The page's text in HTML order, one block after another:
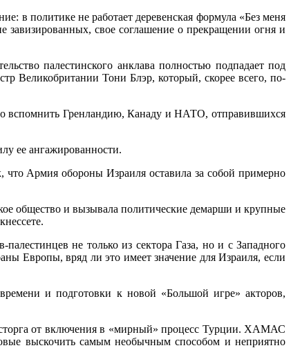
в политике не работает деревенская формула «Без меня
свое соглашение о прекращении огня и
палестинского анклава полностью подпадает под
Великобритании Тони Блэр, который, скорее всего, по-
вспомнить Гренландию, Канаду и НАТО, отправившихся
ее ангажированности.
что Армия обороны Израиля оставила за собой примерно
общество и вызывала политические демарши и крупные
не только из сектора Газа, но и с Западного
Европы, вряд ли это имеет значение для Израиля, если
и подготовки к новой «Большой игре» акторов,
от включения в «мирный» процесс Турции. ХАМАС
выскочить самым необычным способом и неприятно